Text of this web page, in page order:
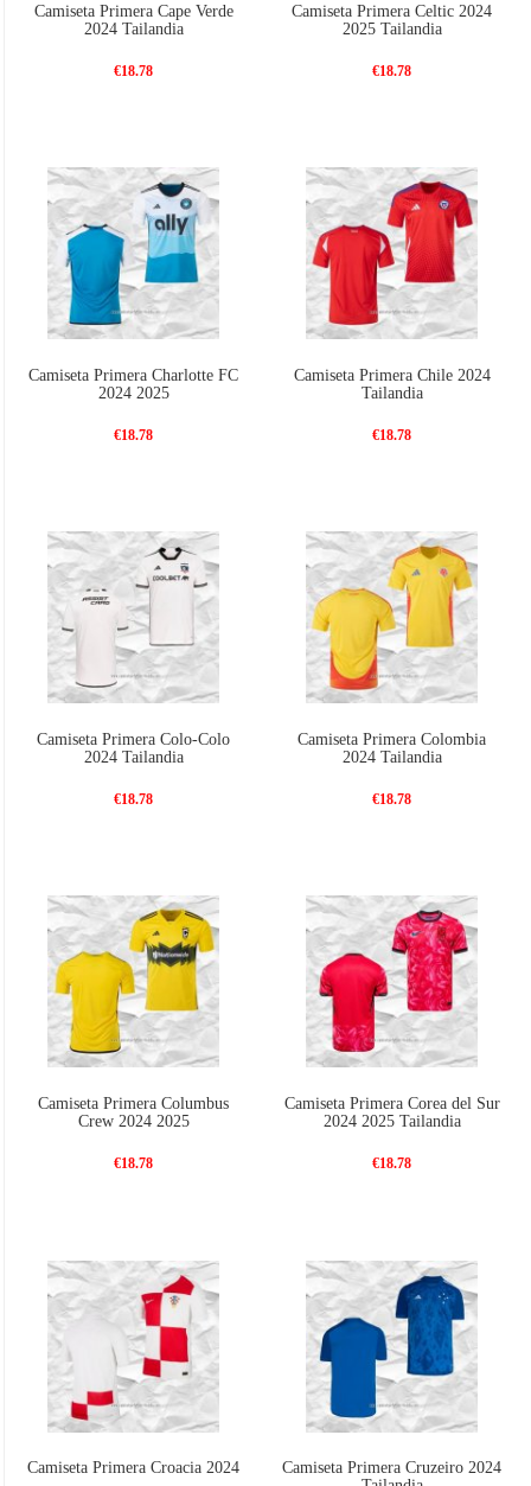
Camiseta Primera Cape Verde
2024 Tailandia
€18.78
Camiseta Primera Celtic 2024
2025 Tailandia
€18.78
Camiseta Primera Charlotte FC
2024 2025
€18.78
Camiseta Primera Chile 2024
Tailandia
€18.78
Camiseta Primera Colo-Colo
2024 Tailandia
€18.78
Camiseta Primera Colombia
2024 Tailandia
€18.78
Camiseta Primera Columbus
Crew 2024 2025
€18.78
Camiseta Primera Corea del Sur
2024 2025 Tailandia
€18.78
Camiseta Primera Croacia 2024
Camiseta Primera Cruzeiro 2024